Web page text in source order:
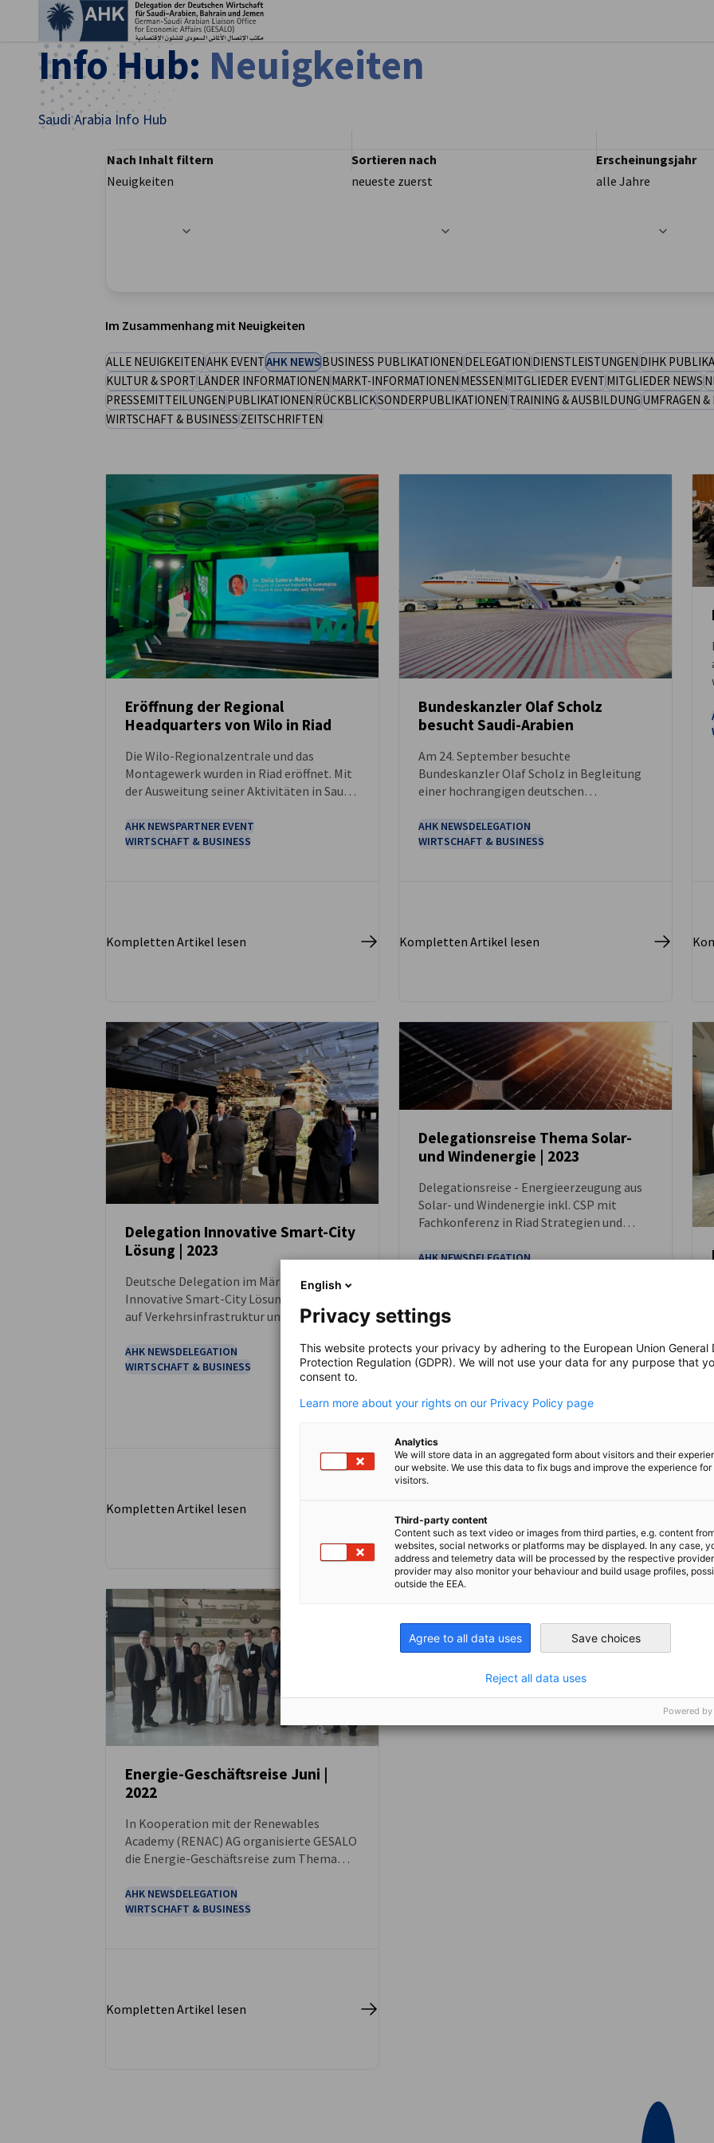
Saudi Arabia
Info Hub: Neuigkeiten
Saudi Arabia Info Hub
Filteroptionen wurden erfolgreich aktualisiert
Nach Inhalt filtern
Neuigkeiten
Sortieren nach
neueste zuerst
Erscheinungsjahr
alle Jahre
Im Zusammenhang mit Neuigkeiten
ALLE NEUIGKEITENAHK EVENTAHK NEWSBUSINESS PUBLIKATIONENDELEGATIONDIENSTLEISTUNGENDIHK
KULTUR & SPORTLÄNDER INFORMATIONENMARKT-INFORMATIONENMESSENMITGLIEDER EVENTMITGLIEDER NEWS
PRESSEMITTEILUNGENPUBLIKATIONENRÜCKBLICKSONDERPUBLIKATIONENTRAINING & AUSBILDUNGUMFRAGEN
WIRTSCHAFT & BUSINESSZEITSCHRIFTEN
Eröffnung der Regional
Headquarters von Wilo in Riad
Die Wilo-Regionalzentrale und das
Montagewerk wurden in Riad eröffnet. Mit
der Ausweitung seiner Aktivitäten in Saudi-
hohe Nachfrage nach deutscher
Technologie und Forschung auf dem saudi-
AHK NEWSPARTNER EVENT
WIRTSCHAFT & BUSINESS
Kompletten Artikel lesen
Bundeskanzler Olaf Scholz
besucht Saudi-Arabien
Am 24. September besuchte
Bundeskanzler Olaf Scholz in Begleitung
einer hochrangigen deutschen
AHK NEWSDELEGATION
WIRTSCHAFT & BUSINESS
Kompletten Artikel lesen
NEUIGKEITEN
Delegation Innovative Smart-City
Lösung | 2023
Deutsche Delegation im März 2023
Innovative Smart-City Lösung mit Fokus
auf Verkehrsinfrastruktur und Logistik
AHK NEWSDELEGATION
WIRTSCHAFT & BUSINESS
Kompletten Artikel lesen
Delegationsreise Thema Solar-
und Windenergie | 2023
Delegationsreise - Energieerzeugung aus
Solar- und Windenergie inkl. CSP mit
Fachkonferenz in Riad Strategien und
Solar- und Windenergie
AHK NEWSDELEGATION
Energie-Geschäftsreise Juni |
2022
In Kooperation mit der Renewables
Academy (RENAC) AG organisierte GESALO
die Energie-Geschäftsreise zum Thema
AHK NEWSDELEGATION
WIRTSCHAFT & BUSINESS
Kompletten Artikel lesen
English
Privacy settings
This website protects your privacy by adhering to the European Union General
Protection Regulation (GDPR). We will not use your data for any purpose that
consent to.
Learn more about your rights on our Privacy Policy page
Analytics
We will store data in an aggregated form about visitors and their
our website. We use this data to fix bugs and improve the experience for
visitors.
Third-party content
Content such as text video or images from third parties, e.g. content
websites, social networks or platforms may be displayed. In any case,
address and telemetry data will be processed by the respective
provider may also monitor your behaviour and build usage profiles,
outside the EEA.
Agree to all data uses Save choices
Reject all data uses
Powered by